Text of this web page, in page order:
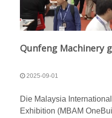
2025-09-01
Die Malaysia
Exhibition (MBAM